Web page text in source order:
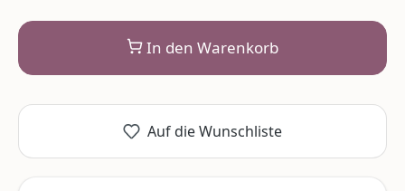
In den Warenkorb
Auf die Wunschliste